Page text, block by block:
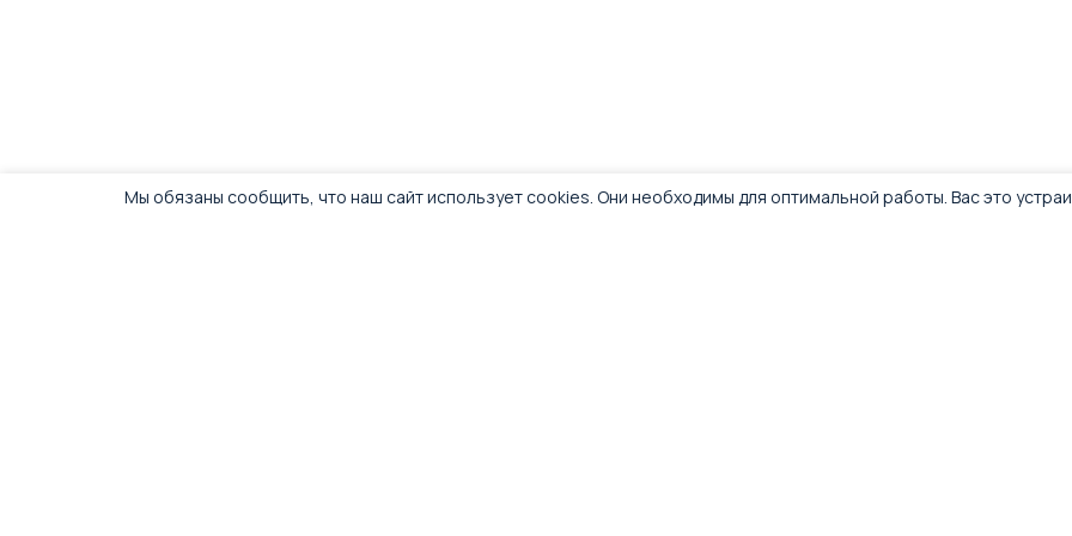
Мы обязаны сообщить, что наш сайт использует cookies. Они необходимы для оптимальной работы. Вас это